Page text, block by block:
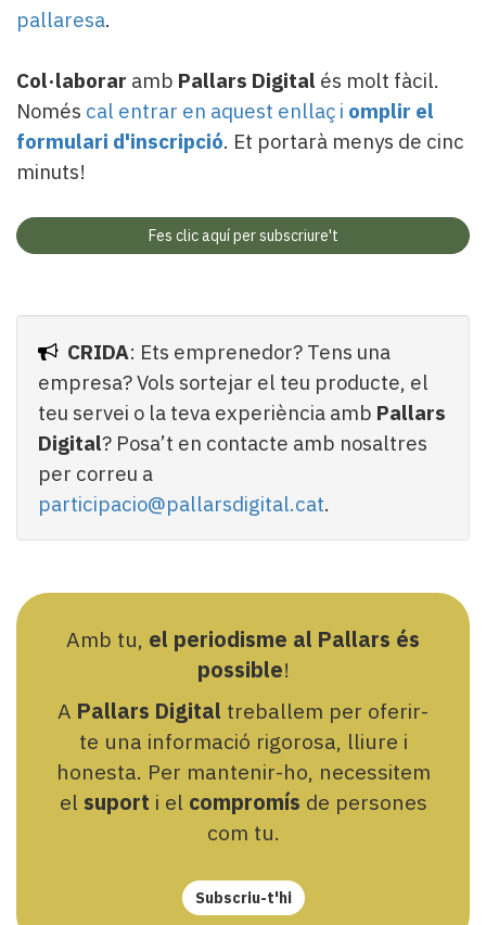
pallaresa.
Col·laborar amb Pallars Digital és molt fàcil.
Només cal entrar en aquest enllaç i omplir el
formulari d'inscripció. Et portarà menys de cinc
minuts!
Fes clic aquí per subscriure't
CRIDA: Ets emprenedor? Tens una
empresa? Vols sortejar el teu producte, el
teu servei o la teva experiència amb Pallars
Digital? Posa’t en contacte amb nosaltres
per correu a
participacio@pallarsdigital.cat.
Amb tu, el periodisme al Pallars és
possible!
A Pallars Digital treballem per oferir-
te una informació rigorosa, lliure i
honesta. Per mantenir-ho, necessitem
el suport i el compromís de persones
com tu.
Subscriu-t'hi